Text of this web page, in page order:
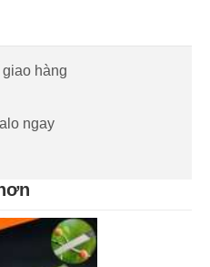
giao hàng
ngay